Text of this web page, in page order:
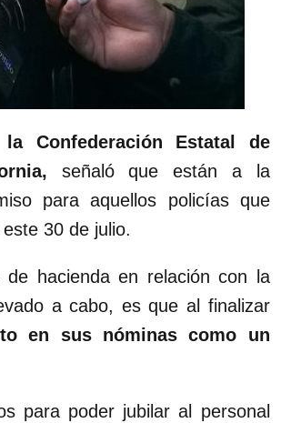
Confederación Estatal de
señaló que están a la
para aquellos policías que
30 de julio.
hacienda en relación con la
a cabo, es que al finalizar
en sus nóminas como un
para poder jubilar al personal